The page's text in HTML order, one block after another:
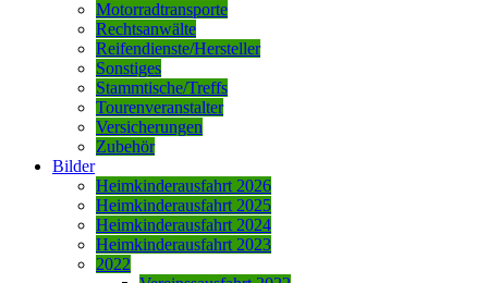
Motorradtransporte
Rechtsanwälte
Reifendienste/Hersteller
Sonstiges
Stammtische/Treffs
Tourenveranstalter
Versicherungen
Zubehör
Bilder
Heimkinderausfahrt 2026
Heimkinderausfahrt 2025
Heimkinderausfahrt 2024
Heimkinderausfahrt 2023
2022